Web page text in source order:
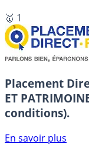
🥇 1
Placement
ET
conditions).
En savoir plus